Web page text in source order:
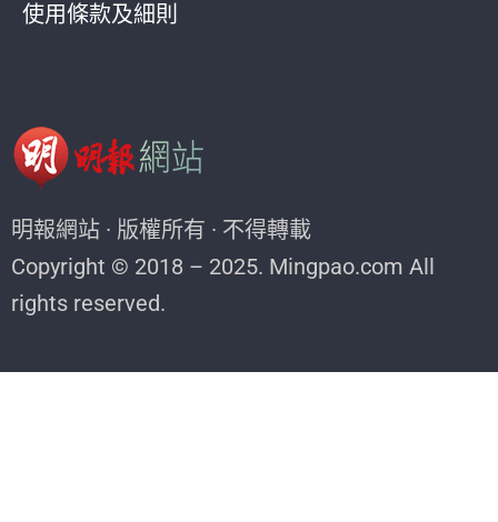
使用條款及細則
明報網站 · 版權所有 · 不得轉載
Copyright © 2018 – 2025. Mingpao.com All
rights reserved.